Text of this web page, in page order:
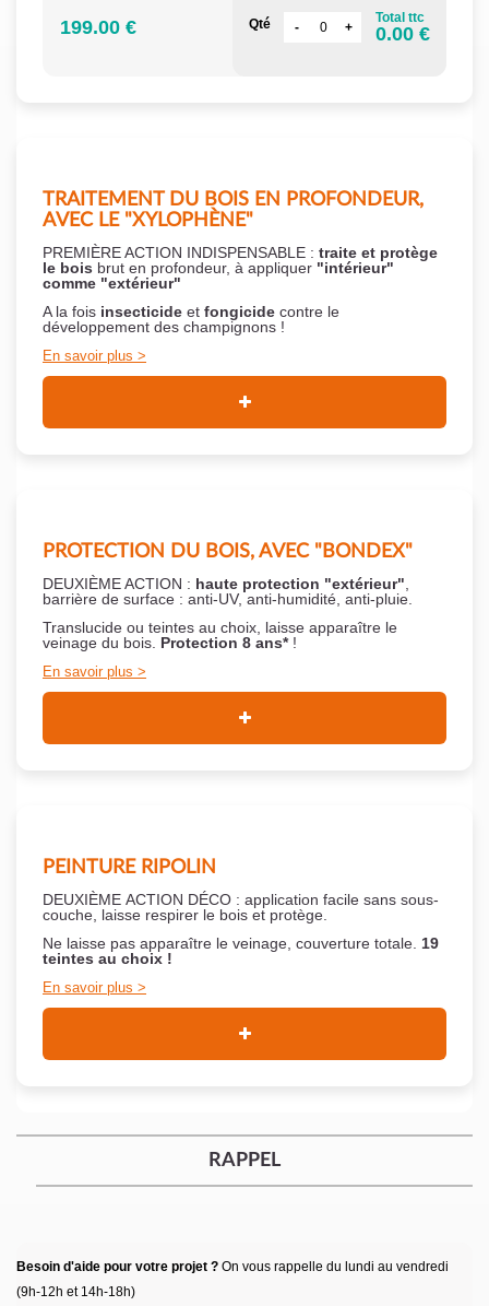
199.00 € Qté Total ttc
0.00 €
TRAITEMENT DU BOIS EN PROFONDEUR,
AVEC LE "XYLOPHÈNE"
PREMIÈRE ACTION INDISPENSABLE : traite et protège
le bois brut en profondeur, à appliquer "intérieur"
comme "extérieur"
A la fois insecticide et fongicide contre le
développement des champignons !
En savoir plus
PROTECTION DU BOIS, AVEC "BONDEX"
DEUXIÈME ACTION : haute protection "extérieur"
barrière de surface : anti-UV, anti-humidité, anti-pluie.
Translucide ou teintes au choix, laisse apparaître le
veinage du bois. Protection 8 ans*!
En savoir plus
PEINTURE RIPOLIN
DEUXIÈME ACTION DÉCO : application facile sans sous-
couche, laisse respirer le bois et protège.
Ne laisse pas apparaître le veinage, couverture totale. 19
teintes au choix !
En savoir plus
RAPPEL
Besoin d'aide pour votre projet ? On vous rappelle du lundi au vendredi
(9h-12h et 14h-18h)